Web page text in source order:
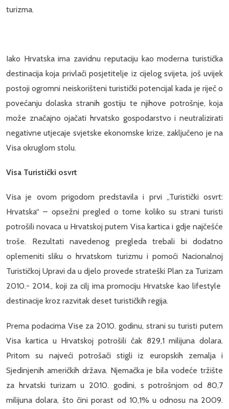
turizma.
Iako Hrvatska ima zavidnu reputaciju kao moderna turistička
destinacija koja privlači posjetitelje iz cijelog svijeta, još uvijek
postoji ogromni neiskorišteni turistički potencijal kada je riječ o
povećanju dolaska stranih gostiju te njihove potrošnje, koja
može značajno ojačati hrvatsko gospodarstvo i neutralizirati
negativne utjecaje svjetske ekonomske krize, zaključeno je na
Visa okruglom stolu.
Visa Turistički osvrt
Visa je ovom prigodom predstavila i prvi „Turistički osvrt:
Hrvatska“ – opsežni pregled o tome koliko su strani turisti
potrošili novaca u Hrvatskoj putem Visa kartica i gdje najčešće
troše. Rezultati navedenog pregleda trebali bi dodatno
oplemeniti sliku o hrvatskom turizmu i pomoći Nacionalnoj
Turističkoj Upravi da u djelo provede strateški Plan za Turizam
2010.- 2014., koji za cilj ima promociju Hrvatske kao lifestyle
destinacije kroz razvitak deset turističkih regija.
Prema podacima Vise za 2010. godinu, strani su turisti putem
Visa kartica u Hrvatskoj potrošili čak 829,1 milijuna dolara.
Pritom su najveći potrošači stigli iz europskih zemalja i
Sjedinjenih američkih država. Njemačka je bila vodeće tržište
za hrvatski turizam u 2010. godini, s potrošnjom od 80,7
milijuna dolara, što čini porast od 10,1% u odnosu na 2009.